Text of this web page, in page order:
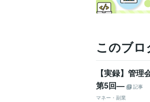
このブロ
【実録】管
第5回—
記事
マネー・副業